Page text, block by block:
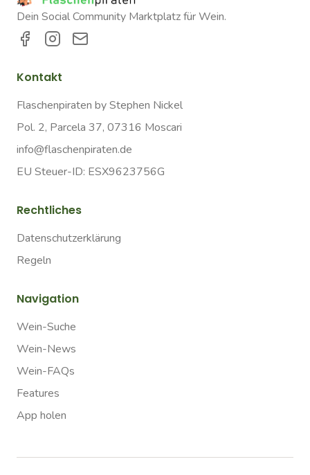
Dein Social Community Marktplatz für Wein.
Kontakt
Flaschenpiraten by Stephen Nickel
Pol. 2, Parcela 37, 07316 Moscari
info@flaschenpiraten.de
EU Steuer-ID: ESX9623756G
Rechtliches
Datenschutzerklärung
Regeln
Navigation
Wein-Suche
Wein-News
Wein-FAQs
Features
App holen